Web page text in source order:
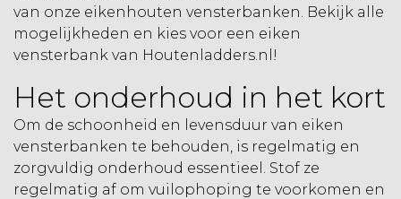
van onze eikenhouten vensterbanken. Bekijk alle
mogelijkheden en kies voor een eiken
vensterbank van Houtenladders.nl!
Het onderhoud in het kort
Om de schoonheid en levensduur van eiken
vensterbanken te behouden, is regelmatig en
zorgvuldig onderhoud essentieel. Stof ze
regelmatig af om vuilophoping te voorkomen en